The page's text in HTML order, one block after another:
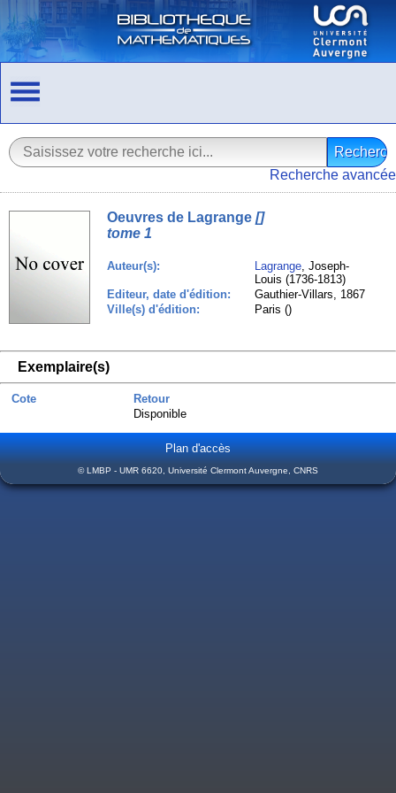
Recherche avancée
Oeuvres de Lagrange []
tome 1
Auteur(s): Lagrange, Joseph-
Louis (1736-1813)
Editeur, date d'édition:
Gauthier-Villars, 1867
Ville(s) d'édition:
Paris ()
Exemplaire(s)
Cote
Retour
Disponible
Plan d'accès
© LMBP - UMR 6620, Université Clermont Auvergne, CNRS